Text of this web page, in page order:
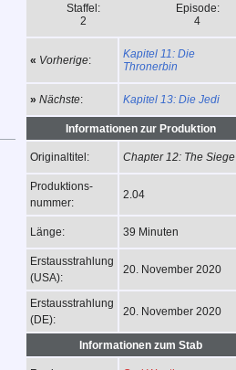
Staffel:
2
Episode:
4
« Vorherige:
Kapitel 11: Die
Thronerbin
» Nächste: Kapitel 13: Die Jedi
Informationen zur Produktion
Originaltitel: Chapter 12: The Siege
Produktions-
nummer:
2.04
Länge: 39 Minuten
Erstausstrahlung
(USA):
20. November 2020
Erstausstrahlung
(DE):
20. November 2020
Informationen zum Stab